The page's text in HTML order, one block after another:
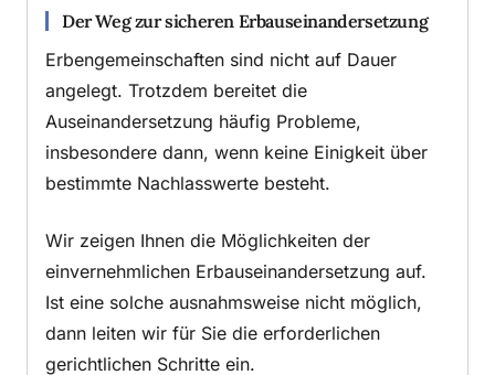
Der Weg zur sicheren Erbauseinandersetzung
Erbengemeinschaften sind nicht auf Dauer
angelegt. Trotzdem bereitet die
Auseinandersetzung häufig Probleme,
insbesondere dann, wenn keine Einigkeit über
bestimmte Nachlasswerte besteht.
Wir zeigen Ihnen die Möglichkeiten der
einvernehmlichen Erbauseinandersetzung auf.
Ist eine solche ausnahmsweise nicht möglich,
dann leiten wir für Sie die erforderlichen
gerichtlichen Schritte ein.